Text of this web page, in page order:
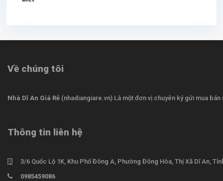
Về chúng tôi
Nhà Dĩ An Giá Rẻ (nhadiangiare.vn) Là một đơn vị chuyên ký gửi mua
Thông tin liên hệ
3/6 Quốc Lộ 1K, Khu Phố Đông A, Phường Đông Hòa, Thị Xã Dĩ An,
0985459086